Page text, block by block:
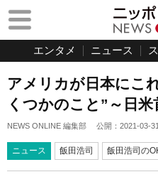
エンタメ ニュース
アメリカが日本にこ
くつかのこと”～日米
NEWS ONLINE 編集部 公開： 2021-03-31
ニュース 飯田浩司 飯田浩司の